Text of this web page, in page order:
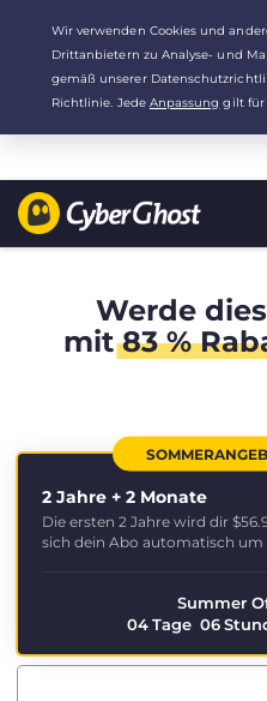
Deine Wahl:Der beste Deal für
/
Werde
mit83 %
2 Jahre + 2 Monate
Die ersten 2 Jahre wird dir
sich dein Abo automatisch um
Summer
04Tage 06